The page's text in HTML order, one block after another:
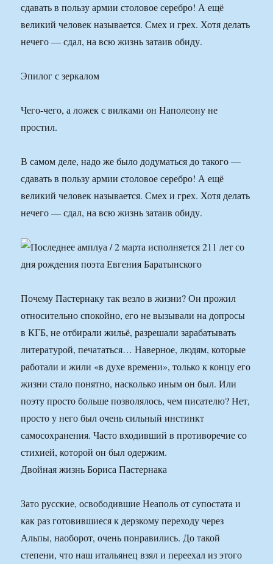
сдавать в пользу армии столовое серебро! А ещё
великий человек называется. Смех и грех. Хотя делать
нечего — сдал, на всю жизнь затаив обиду.
Эпилог с зеркалом
Чего-чего, а ложек с вилками он Наполеону не
простил.
В самом деле, надо же было додуматься до такого —
сдавать в пользу армии столовое серебро! А ещё
великий человек называется. Смех и грех. Хотя делать
нечего — сдал, на всю жизнь затаив обиду.
Почему Пастернаку так везло в жизни? Он прожил
относительно спокойно, его не вызывали на допросы
в КГБ, не отбирали жильё, разрешали зарабатывать
литературой, печататься… Наверное, людям, которые
работали и жили «в духе времени», только к концу его
жизни стало понятно, насколько иным он был. Или
поэту просто больше позволялось, чем писателю? Нет,
просто у него был очень сильный инстинкт
самосохранения. Часто входивший в противоречие со
стихией, которой он был одержим.
Двойная жизнь Бориса Пастернака
Зато русские, освободившие Неаполь от супостата и
как раз готовившиеся к дерзкому переходу через
Альпы, наоборот, очень понравились. До такой
степени, что наш итальянец взял и переехал из этого